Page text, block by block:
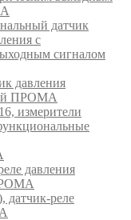
датчик
с
сигналом
давления
ПРОМА
измерители
давления
датчик-реле